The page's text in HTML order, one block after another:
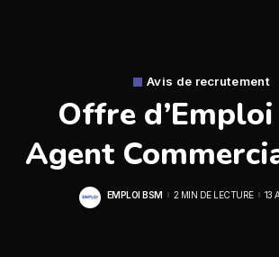
Avis de recrutement
Offre
Agent
POSTED
EMPLOI BSM 2 MIN DE LECTURE 13